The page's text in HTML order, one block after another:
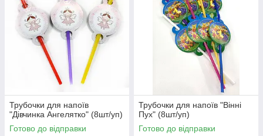
Трубочки для напоїв
"Дівчинка Ангелятко" (8шт/уп)
Готово до відправки
Трубочки для напоїв "Вінні
Пух" (8шт/уп)
Готово до відправки